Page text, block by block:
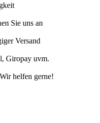
Sie uns an
Versand
Giropay uvm.
helfen gerne!